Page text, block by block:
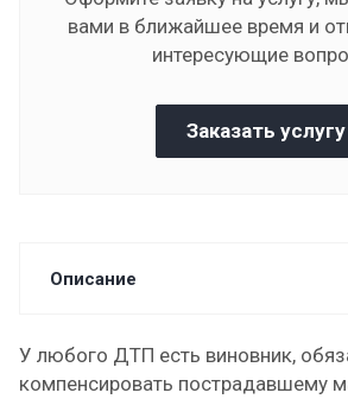
вами в ближайшее время и
интересующие
Заказать услугу
Описание
У любого ДТП есть виновник,
компенсировать пострадавшему